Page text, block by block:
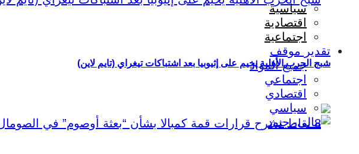
شبح الحرب الأهلية يخيم على إثيوبيا بعد اشتباكات تيغراي (تايم لاين)
سياسية
اقتصادية
اجتماعية
تقدير موقف
جميع المواد
اجتماعي
اقتصادي
سياسي